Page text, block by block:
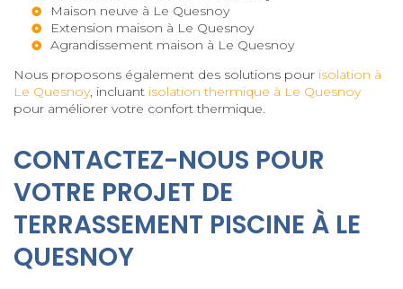
Maison neuve à Le Quesnoy
Extension maison à Le Quesnoy
Agrandissement maison à Le Quesnoy
Nous proposons également des solutions pour isolation à
Le Quesnoy, incluant isolation thermique à Le Quesnoy
pour améliorer votre confort thermique.
CONTACTEZ-NOUS POUR
VOTRE PROJET DE
TERRASSEMENT PISCINE À LE
QUESNOY